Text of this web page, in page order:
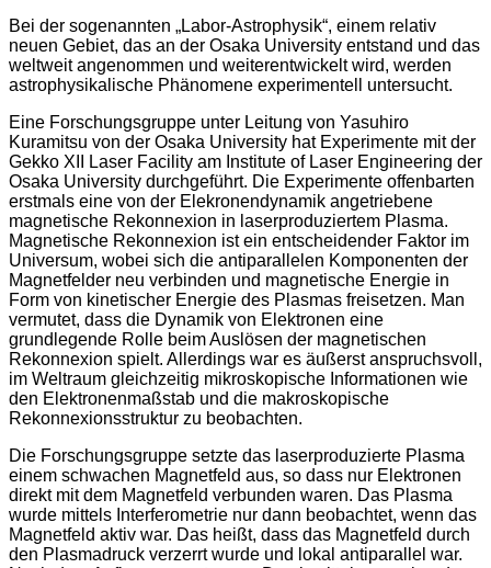
Bei der sogenannten „Labor-Astrophysik“, einem relativ
neuen Gebiet, das an der Osaka University entstand und das
weltweit angenommen und weiterentwickelt wird, werden
astrophysikalische Phänomene experimentell untersucht.
Eine Forschungsgruppe unter Leitung von Yasuhiro
Kuramitsu von der Osaka University hat Experimente mit der
Gekko XII Laser Facility am Institute of Laser Engineering der
Osaka University durchgeführt. Die Experimente offenbarten
erstmals eine von der Elekronendynamik angetriebene
magnetische Rekonnexion in laserproduziertem Plasma.
Magnetische Rekonnexion ist ein entscheidender Faktor im
Universum, wobei sich die antiparallelen Komponenten der
Magnetfelder neu verbinden und magnetische Energie in
Form von kinetischer Energie des Plasmas freisetzen. Man
vermutet, dass die Dynamik von Elektronen eine
grundlegende Rolle beim Auslösen der magnetischen
Rekonnexion spielt. Allerdings war es äußerst anspruchsvoll,
im Weltraum gleichzeitig mikroskopische Informationen wie
den Elektronenmaßstab und die makroskopische
Rekonnexionsstruktur zu beobachten.
Die Forschungsgruppe setzte das laserproduzierte Plasma
einem schwachen Magnetfeld aus, so dass nur Elektronen
direkt mit dem Magnetfeld verbunden waren. Das Plasma
wurde mittels Interferometrie nur dann beobachtet, wenn das
Magnetfeld aktiv war. Das heißt, dass das Magnetfeld durch
den Plasmadruck verzerrt wurde und lokal antiparallel war.